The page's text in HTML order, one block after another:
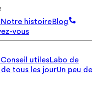
Notre histoireBlog
vous
Conseil utilesLabo de
de tous les jourUn peu